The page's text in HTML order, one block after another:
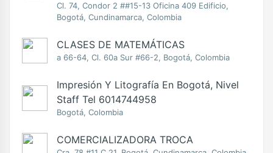
Cl. 74, Condor 2 ##15-13 Oficina 409 Edificio,
Bogotá, Cundinamarca, Colombia
CLASES DE MATEMÁTICAS
a 66-64, Cl. 60a Sur #66-2, Bogotá, Colombia
Impresión Y Litografía En Bogotá, Nivel
Staff Tel 6014744958
Bogotá, Colombia
COMERCIALIZADORA TROCA